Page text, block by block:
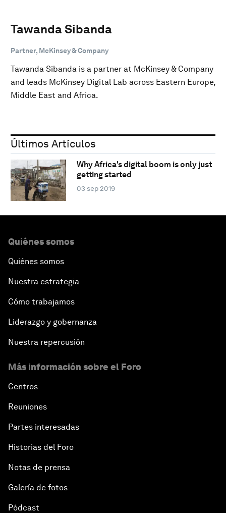
Tawanda Sibanda
Partner, McKinsey & Company
Tawanda Sibanda is a partner at McKinsey & Company
and leads McKinsey Digital Lab across Eastern Europe,
Middle East and Africa.
Últimos Artículos
Why Africa's digital boom is only just
getting started
03 sep 2019
Quiénes somos
Quiénes somos
Nuestra estrategia
Cómo trabajamos
Liderazgo y gobernanza
Nuestra repercusión
Más información sobre el Foro
Centros
Reuniones
Partes interesadas
Historias del Foro
Notas de prensa
Galería de fotos
Pódcast